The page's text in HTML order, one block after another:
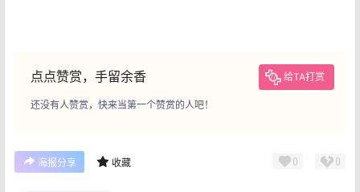
点点赞赏，手留余香 给TA打赏
还没有人赞赏，快来当第一个赞赏的人吧！
海报分享 收藏 0 0